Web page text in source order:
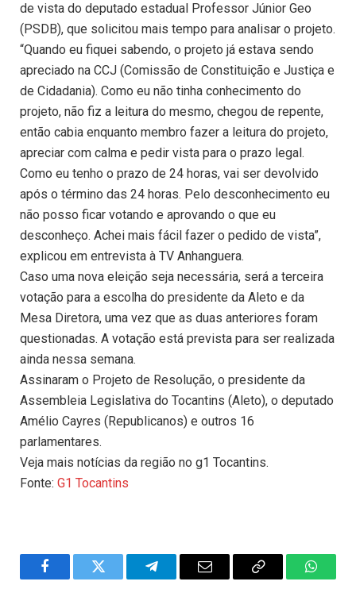
de vista do deputado estadual Professor Júnior Geo
(PSDB), que solicitou mais tempo para analisar o projeto.
“Quando eu fiquei sabendo, o projeto já estava sendo
apreciado na CCJ (Comissão de Constituição e Justiça e
de Cidadania). Como eu não tinha conhecimento do
projeto, não fiz a leitura do mesmo, chegou de repente,
então cabia enquanto membro fazer a leitura do projeto,
apreciar com calma e pedir vista para o prazo legal.
Como eu tenho o prazo de 24 horas, vai ser devolvido
após o término das 24 horas. Pelo desconhecimento eu
não posso ficar votando e aprovando o que eu
desconheço. Achei mais fácil fazer o pedido de vista”,
explicou em entrevista à TV Anhanguera.
Caso uma nova eleição seja necessária, será a terceira
votação para a escolha do presidente da Aleto e da
Mesa Diretora, uma vez que as duas anteriores foram
questionadas. A votação está prevista para ser realizada
ainda nessa semana.
Assinaram o Projeto de Resolução, o presidente da
Assembleia Legislativa do Tocantins (Aleto), o deputado
Amélio Cayres (Republicanos) e outros 16
parlamentares.
Veja mais notícias da região no g1 Tocantins.
Fonte: G1 Tocantins
FacebookTwitter TelegramEmail
Copy